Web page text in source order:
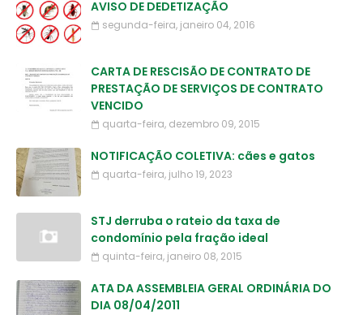
AVISO DE DEDETIZAÇÃO
segunda-feira, janeiro 04, 2016
CARTA DE RESCISÃO DE CONTRATO DE
PRESTAÇÃO DE SERVIÇOS DE CONTRATO
VENCIDO
quarta-feira, dezembro 09, 2015
NOTIFICAÇÃO COLETIVA: cães e gatos
quarta-feira, julho 19, 2023
STJ derruba o rateio da taxa de
condomínio pela fração ideal
quinta-feira, janeiro 08, 2015
ATA DA ASSEMBLEIA GERAL ORDINÁRIA DO
DIA 08/04/2011